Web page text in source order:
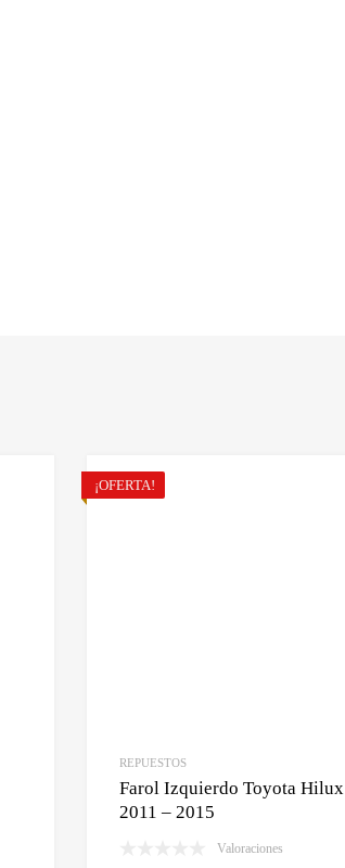
¡OFERTA!
REPUESTOS
Farol Izquierdo Toyota Hilux
2011 – 2015
Valoraciones